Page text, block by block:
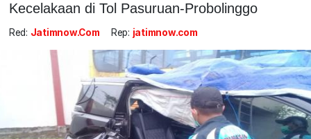
Kecelakaan di Tol Pasuruan-Probolinggo
Red: Jatimnow.com Rep: jatimnow.com